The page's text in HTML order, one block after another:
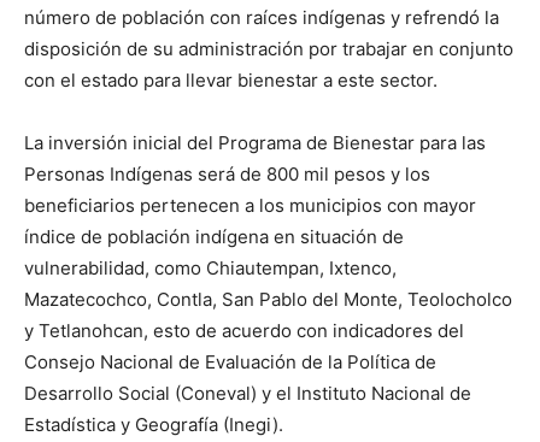
número de población con raíces indígenas y refrendó la
disposición de su administración por trabajar en conjunto
con el estado para llevar bienestar a este sector.
La inversión inicial del Programa de Bienestar para las
Personas Indígenas será de 800 mil pesos y los
beneficiarios pertenecen a los municipios con mayor
índice de población indígena en situación de
vulnerabilidad, como Chiautempan, Ixtenco,
Mazatecochco, Contla, San Pablo del Monte, Teolocholco
y Tetlanohcan, esto de acuerdo con indicadores del
Consejo Nacional de Evaluación de la Política de
Desarrollo Social (Coneval) y el Instituto Nacional de
Estadística y Geografía (Inegi).